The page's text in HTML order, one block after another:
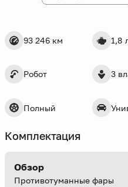
93 246 км 1,8
Робот 3
Полный
Комплектация
Обзор
Противотуманные фары